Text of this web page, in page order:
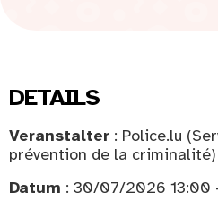
DETAILS
Veranstalter : Police.lu
prévention de la criminalité)
Datum : 30/07/2026 13:00